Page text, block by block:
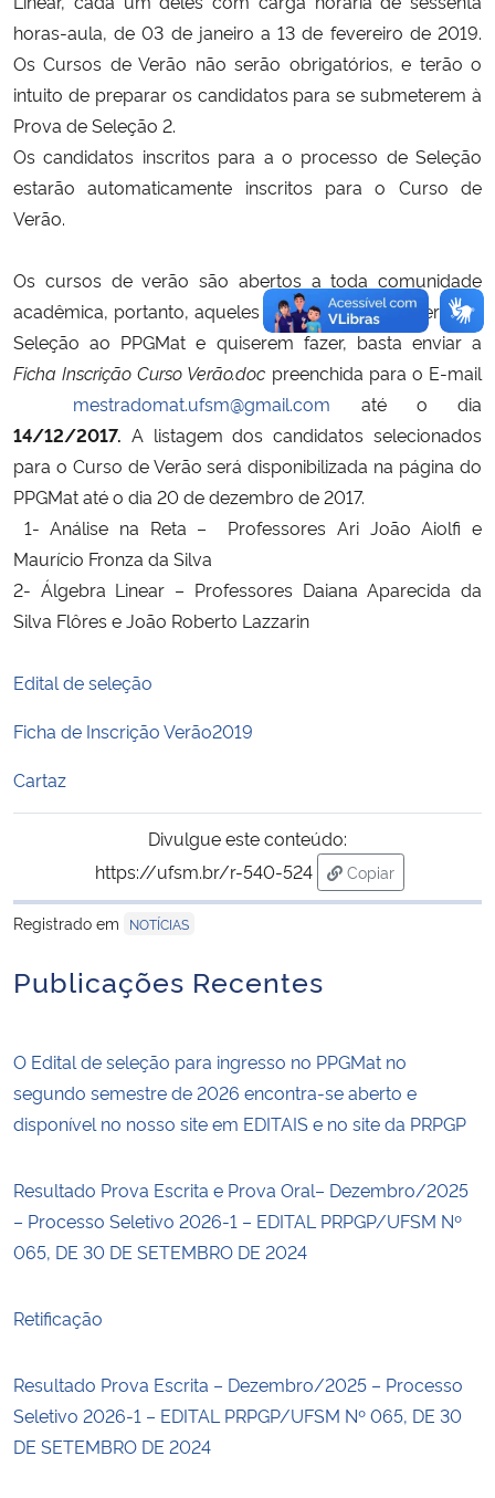
horas-aula, de 03 de janeiro a 13 de fevereiro de 2019.
Os Cursos de Verão não serão obrigatórios, e terão o
intuito de preparar os candidatos para se submeterem à
Prova de Seleção 2.
Os candidatos inscritos para a o processo de Seleção
estarão automaticamente inscritos para o Curso de
Verão.
Os cursos de verão são abertos a toda comunidade
acadêmica, portanto, aqueles que não se inscreverem à
Seleção ao PPGMat e quiserem fazer, basta enviar a
Ficha Inscrição Curso Verão.doc preenchida para o E-mail
mestradomat.ufsm@gmail.com até o dia
14/12/2017. A listagem dos candidatos selecionados
para o Curso de Verão será disponibilizada na página do
PPGMat até o dia 20 de dezembro de 2017.
1- Análise na Reta – Professores Ari João Aiolfi e
Maurício Fronza da Silva
2- Álgebra Linear – Professores Daiana Aparecida da
Silva Flôres e João Roberto Lazzarin
Edital de seleção
Ficha de Inscrição Verão2019
Cartaz
Divulgue este conteúdo:
https://ufsm.br/r-540-524
Copiar
para área de
Registrado em
NOTÍCIAS
Publicações Recentes
O Edital de seleção para ingresso no PPGMat no
segundo semestre de 2026 encontra-se aberto e
disponível no nosso site em EDITAIS e no site da PRPGP
Resultado Prova Escrita e Prova Oral– Dezembro/2025
– Processo Seletivo 2026-1 – EDITAL PRPGP/UFSM Nº
065, DE 30 DE SETEMBRO DE 2024
Retificação
Resultado Prova Escrita – Dezembro/2025 – Processo
Seletivo 2026-1 – EDITAL PRPGP/UFSM Nº 065, DE 30
DE SETEMBRO DE 2024